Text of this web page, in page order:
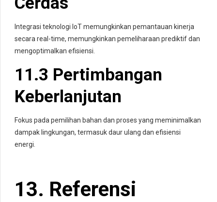
Integrasi teknologi IoT memungkinkan pemantauan kinerja
secara real-time, memungkinkan pemeliharaan prediktif dan
mengoptimalkan efisiensi.
11.3 Pertimbangan
Keberlanjutan
Fokus pada pemilihan bahan dan proses yang meminimalkan
dampak lingkungan, termasuk daur ulang dan efisiensi
energi.
13. Referensi